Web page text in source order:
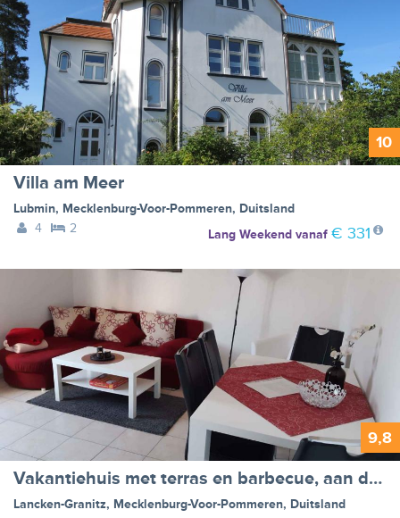
10
Villa am Meer
Lubmin, Mecklenburg-Voor-Pommeren, Duitsland
4
2 Lang Weekendvanaf € 331
9,8
Vakantiehuis met terras en barbecue, aan de Granitz - BF-2K6H
Lancken-Granitz, Mecklenburg-Voor-Pommeren, Duitsland